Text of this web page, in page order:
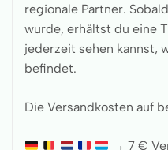
regionale Partner.
wurde, erhältst du eine
jederzeit sehen kannst,
befindet.
Die Versandkosten auf
→ 7 €